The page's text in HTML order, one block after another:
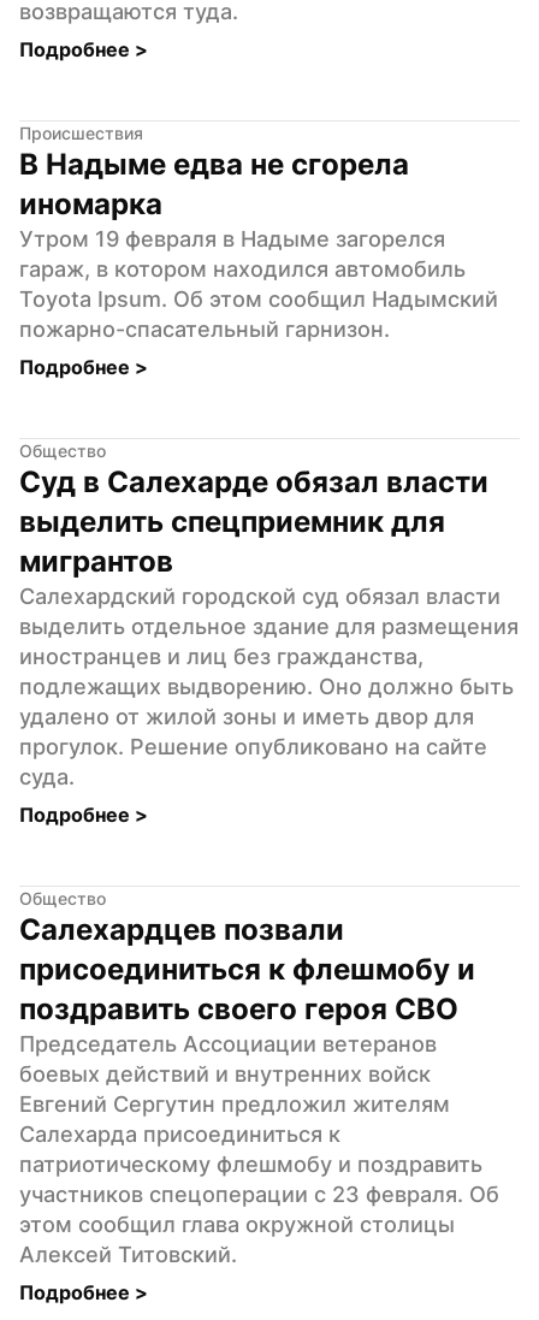
возвращаются туда.
Подробнее >
Происшествия
В Надыме едва не сгорела
иномарка
Утром 19 февраля в Надыме загорелся
гараж, в котором находился автомобиль
Toyota Ipsum. Об этом сообщил Надымский
пожарно-спасательный гарнизон.
Подробнее >
Общество
Суд в Салехарде обязал власти
выделить спецприемник для
мигрантов
Салехардский городской суд обязал власти
выделить отдельное здание для размещения
иностранцев и лиц без гражданства,
подлежащих выдворению. Оно должно быть
удалено от жилой зоны и иметь двор для
прогулок. Решение опубликовано на сайте
суда.
Подробнее >
Общество
Салехардцев позвали
присоединиться к флешмобу и
поздравить своего героя СВО
Председатель Ассоциации ветеранов
боевых действий и внутренних войск
Евгений Сергутин предложил жителям
Салехарда присоединиться к
патриотическому флешмобу и поздравить
участников спецоперации с 23 февраля. Об
этом сообщил глава окружной столицы
Алексей Титовский.
Подробнее >